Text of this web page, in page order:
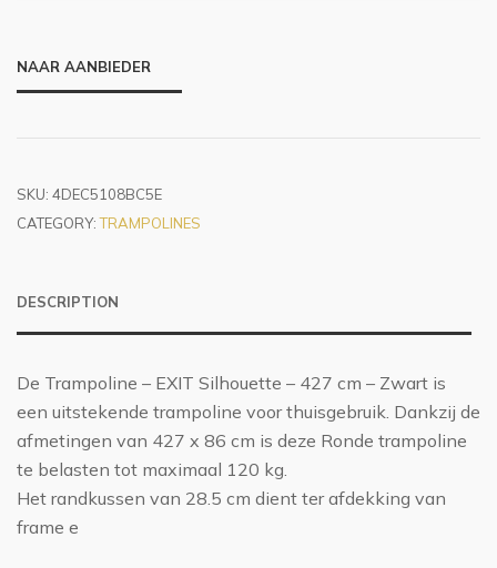
NAAR AANBIEDER
SKU: 4DEC5108BC5E
CATEGORY:TRAMPOLINES
DESCRIPTION
De Trampoline – EXIT Silhouette – 427 cm – Zwart is
een uitstekende trampoline voor thuisgebruik. Dankzij de
afmetingen van 427 x 86 cm is deze Ronde trampoline
te belasten tot maximaal 120 kg.
Het randkussen van 28.5 cm dient ter afdekking van
frame e